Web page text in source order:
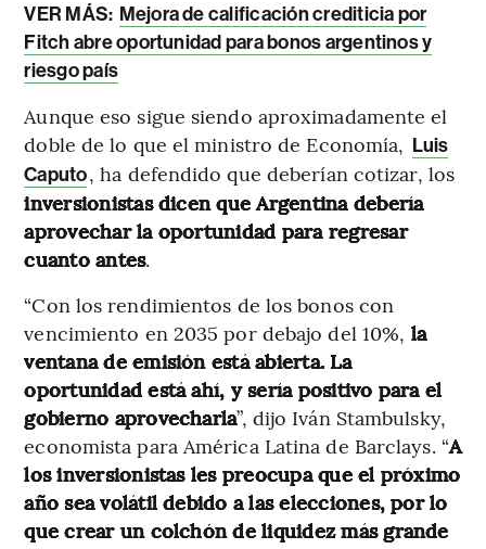
VER MÁS: Mejora de calificación crediticia por
Fitch abre oportunidad para bonos argentinos y
riesgo país
Aunque eso sigue siendo aproximadamente el
doble de lo que el ministro de Economía, Luis
Caputo, ha defendido que deberían cotizar, los
inversionistas dicen que Argentina debería
aprovechar la oportunidad para regresar
cuanto antes.
“Con los rendimientos de los bonos con
vencimiento en 2035 por debajo del 10%, la
ventana de emisión está abierta. La
oportunidad está ahí, y sería positivo para el
gobierno aprovecharla”, dijo Iván Stambulsky,
economista para América Latina de Barclays. “A
los inversionistas les preocupa que el próximo
año sea volátil debido a las elecciones, por lo
que crear un colchón de liquidez más grande